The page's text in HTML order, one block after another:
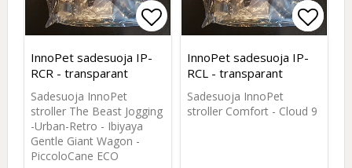
Add to list of favorites
InnoPet sadesuoja IP-
RCR - transparant
Sadesuoja InnoPet
stroller The Beast Jogging
-Urban-Retro - Ibiyaya
Gentle Giant Wagon -
PiccoloCane ECO
Add
Add
InnoPet sadesuoja IP-
RCL - transparant
Sadesuoja InnoPet
stroller Comfort - Cloud 9